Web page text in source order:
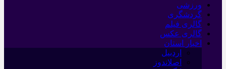
ورزشی
گردشگری
گالری فیلم
گالری عکس
اخبار استان
اردبیل
اصلاندوز